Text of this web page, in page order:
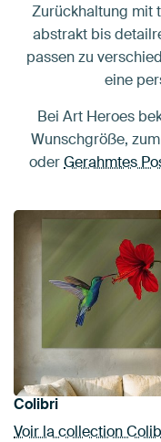
Zurückhaltung mit
abstrakt bis
passen zu
eine
Bei Art Heroes
Wunschgröße,
oderGerahmtes
Colibri
Voir la collection